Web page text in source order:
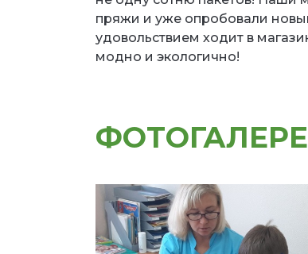
пряжи и уже опробовали
удовольствием ходит в
модно и экологично!